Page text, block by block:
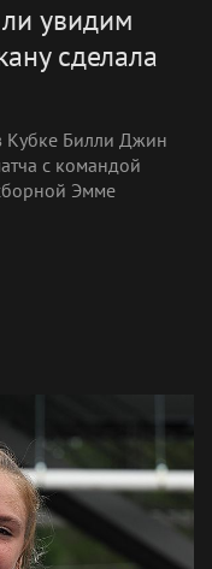
увидим
сделала
Кубке Билли Джин
с командой
Эмме